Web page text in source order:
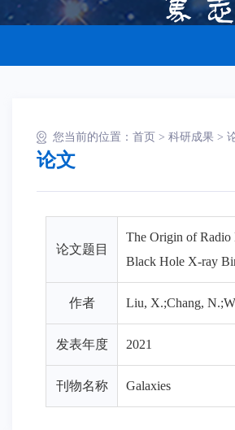
您当前的位置： 首页 > 科研成果 >
论文
论文题目
The Origin of Radio
Black Hole X-ray
作者 Liu, X.;Chang,
发表年度 2021
刊物名称 Galaxies